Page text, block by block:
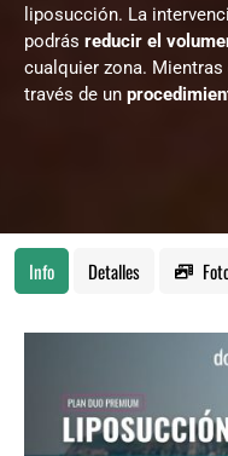
liposucción. La
podrás reducir el
cualquier zona. Mientras
través de un
Info Detalles